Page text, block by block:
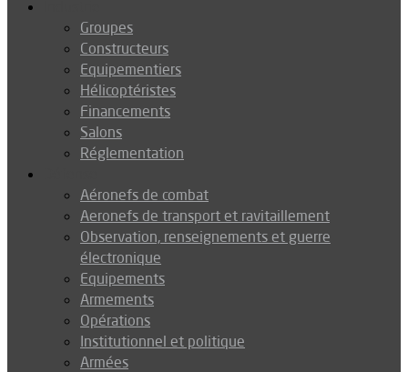
Groupes
Constructeurs
Equipementiers
Hélicoptéristes
Financements
Salons
Réglementation
Aéronefs de combat
Aeronefs de transport et ravitaillement
Observation, renseignements et guerre
électronique
Equipements
Armements
Opérations
Institutionnel et politique
Armées